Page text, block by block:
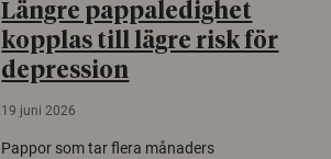
Längre pappaledighet
kopplas till lägre risk för
depression
19 juni 2026
Pappor som tar flera månaders